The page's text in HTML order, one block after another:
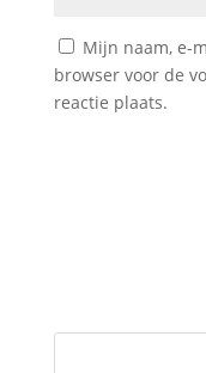
Mijn naam, e-
browser voor de
reactie plaats.